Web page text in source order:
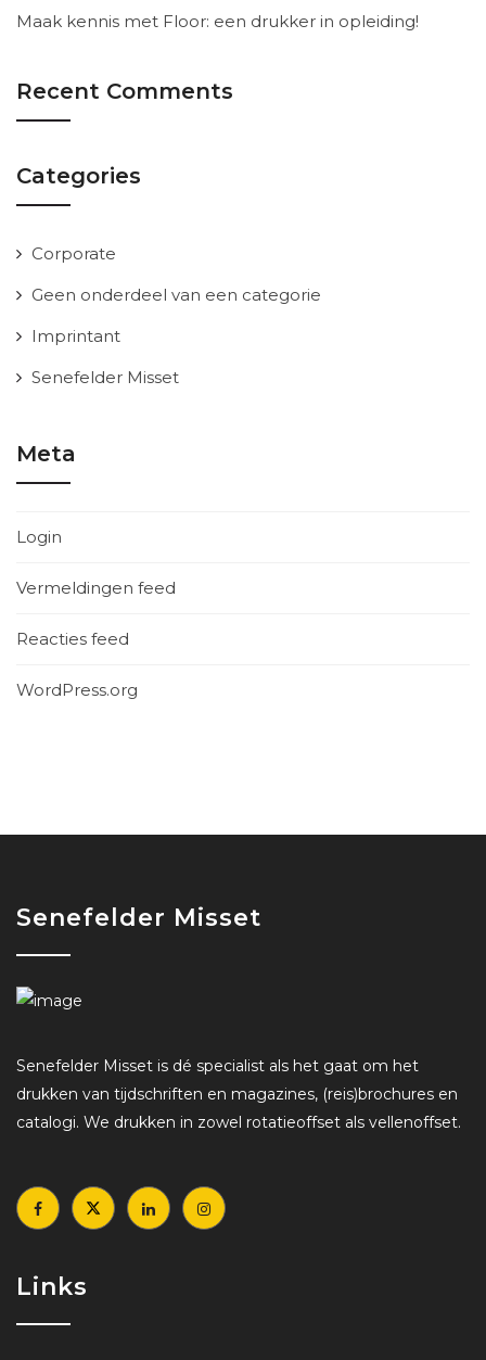
Maak kennis met Floor: een drukker in opleiding!
Recent Comments
Categories
Corporate
Geen onderdeel van een categorie
Imprintant
Senefelder Misset
Meta
Login
Vermeldingen feed
Reacties feed
WordPress.org
Senefelder Misset
Senefelder Misset is dé specialist als het gaat om het
drukken van tijdschriften en magazines, (reis)brochures en
catalogi. We drukken in zowel rotatieoffset als vellenoffset.
Links